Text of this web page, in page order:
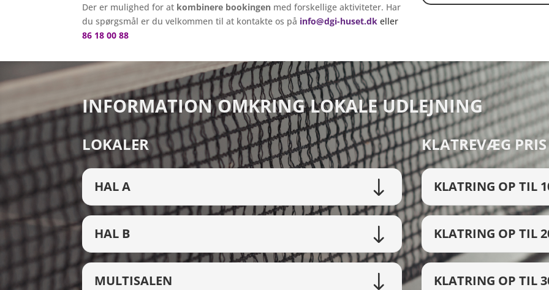
Der er mulighed for at kombinere bookingen med forskellige aktiviteter. Har
du spørgsmål er du velkommen til at kontakte os på info@dgi-huset.dk eller
86 18 00 88
INFORMATION OMKRING LOKALE UDLEJNING
LOKALER
HAL A
HAL B
MULTISALEN
KLATREVÆG PRIS
KLATRING OP TIL
KLATRING OP TIL
KLATRING OP TIL